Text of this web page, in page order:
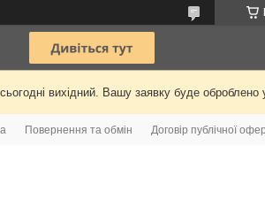
вихідний. Вашу заявку буде
Повернення та обмін Договір публічної